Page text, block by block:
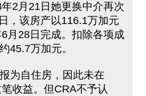
2月21日她更换中介再次
，该房产以116.1万加元
月28日完成。扣除各项成
45.7万加元。
为自住房，因此未在
收益。但CRA不予认